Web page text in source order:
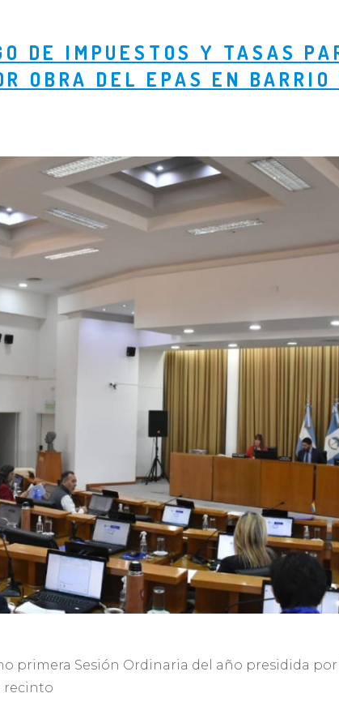
DE IMPUESTOS Y TASAS
OBRA DEL EPAS EN
primera Sesión Ordinaria del año presidida
recinto